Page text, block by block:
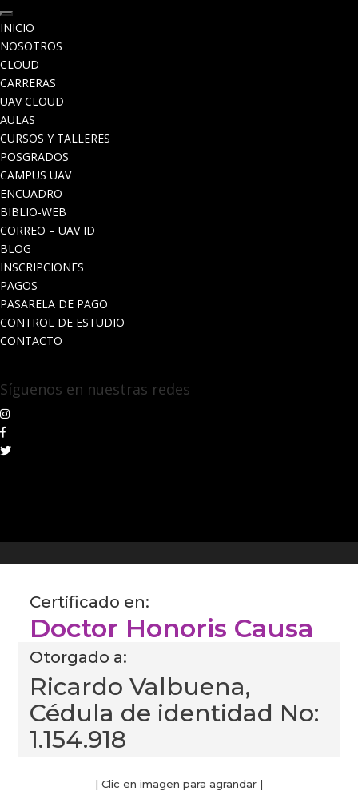
INICIO
NOSOTROS
CLOUD
CARRERAS
UAV CLOUD
AULAS
CURSOS Y TALLERES
POSGRADOS
CAMPUS UAV
ENCUADRO
BIBLIO-WEB
CORREO – UAV ID
BLOG
INSCRIPCIONES
PAGOS
PASARELA DE PAGO
CONTROL DE ESTUDIO
CONTACTO
Síguenos en nuestras redes
Certificado en:
Doctor Honoris Causa
Otorgado a:
Ricardo Valbuena,
Cédula de identidad No:
1.154.918
| Clic en imagen para agrandar |